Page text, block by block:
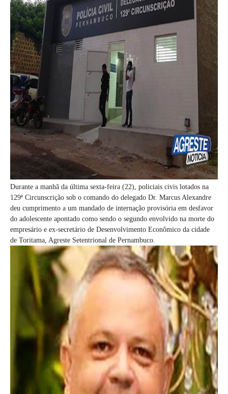
Durante a manhã da última sexta-feira (22), policiais civis lotados na
129ª Circunscrição sob o comando do delegado Dr. Marcus Alexandre
deu cumprimento a um mandado de internação provisória em desfavor
do adolescente apontado como sendo o segundo envolvido na morte do
empresário e ex-secretário de Desenvolvimento Econômico da cidade
de Toritama, Agreste Setentrional de Pernambuco.